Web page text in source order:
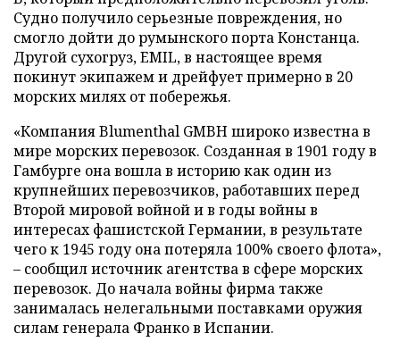
Судно получило серьезные повреждения, но
смогло дойти до румынского порта Констанца.
Другой сухогруз, EMIL, в настоящее время
покинут экипажем и дрейфует примерно в 20
морских милях от побережья.
«Компания Blumenthal GMBH широко известна в
мире морских перевозок. Созданная в 1901 году в
Гамбурге она вошла в историю как один из
крупнейших перевозчиков, работавших перед
Второй мировой войной и в годы войны в
интересах фашистской Германии, в результате
чего к 1945 году она потеряла 100% своего флота»,
– сообщил источник агентства в сфере морских
перевозок. До начала войны фирма также
занималась нелегальными поставками оружия
силам генерала Франко в Испании.